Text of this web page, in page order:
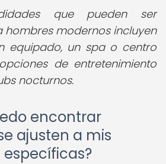
que pueden ser
modernos incluyen
equipado, un spa o centro
de entretenimiento
nocturnos.
encontrar
ajusten a mis